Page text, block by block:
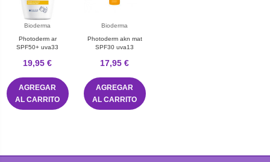
Bioderma
Photoderm ar
SPF50+ uva33
19,95 €
AGREGAR
AL CARRITO
Bioderma
Photoderm akn mat
SPF30 uva13
17,95 €
AGREGAR
AL CARRITO